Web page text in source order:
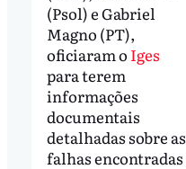
(Psol) e Gabriel
Magno (PT),
oficiaram o Iges
para terem
informações
documentais
detalhadas sobre as
falhas encontradas